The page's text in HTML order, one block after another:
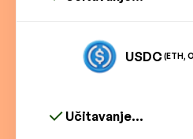
USDC(ETH,
Učitavanje...